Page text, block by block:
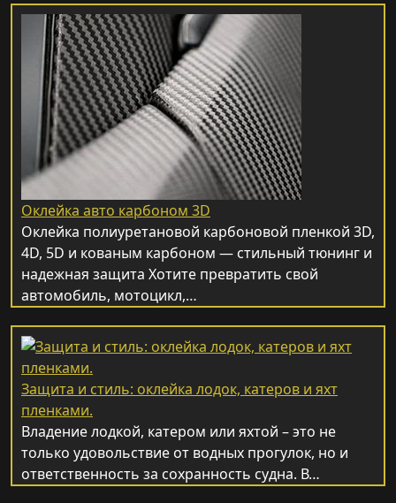
Оклейка авто карбоном 3D
Оклейка полиуретановой карбоновой пленкой 3D,
4D, 5D и кованым карбоном — стильный тюнинг и
надежная защита Хотите превратить свой
автомобиль, мотоцикл,…
Защита и стиль: оклейка лодок, катеров и яхт
пленками.
Владение лодкой, катером или яхтой – это не
только удовольствие от водных прогулок, но и
ответственность за сохранность судна. В…